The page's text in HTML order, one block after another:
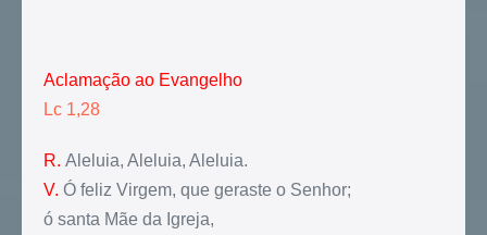
Aclamação ao Evangelho
Lc 1,28
R. Aleluia, Aleluia, Aleluia.
V. Ó feliz Virgem, que geraste o Senhor;
ó santa Mãe da Igreja,